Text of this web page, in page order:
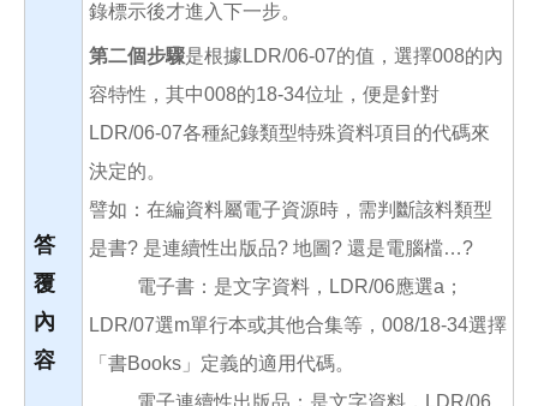
答
覆
內
容
錄標示後才進入下一步。
第二個步驟是根據LDR/06-07的值，選擇008的內
容特性，其中008的18-34位址，便是針對
LDR/06-07各種紀錄類型特殊資料項目的代碼來
決定的。
譬如：在編資料屬電子資源時，需判斷該料類型
是書? 是連續性出版品? 地圖? 還是電腦檔…?
電子書：是文字資料，LDR/06應選a；
LDR/07選m單行本或其他合集等，008/18-34選擇
「書Books」定義的適用代碼。
電子連續性出版品：是文字資料，LDR/06